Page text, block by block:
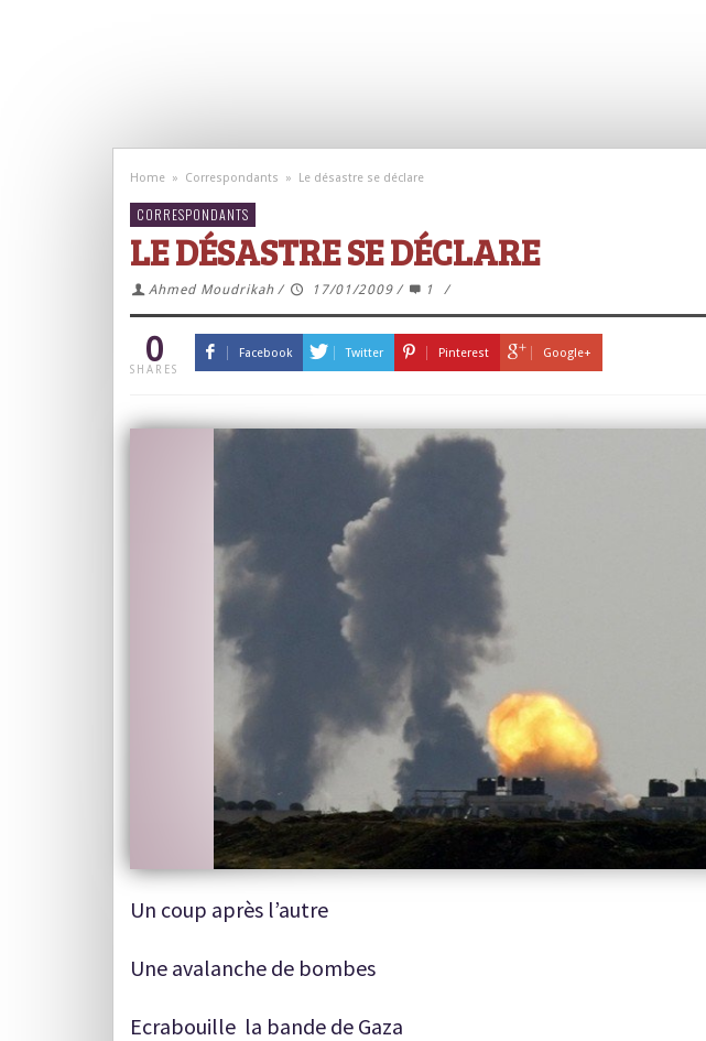
Home » Correspondants » Le désastre se déclare
CORRESPONDANTS
LE DÉSASTRE SE DÉCLARE
Ahmed Moudrikah / 17/01/2009 / 1 /
0
SHARES
Facebook Twitter Pinterest Google+
Un coup après l’autre
Une avalanche de bombes
Ecrabouille la bande de Gaza